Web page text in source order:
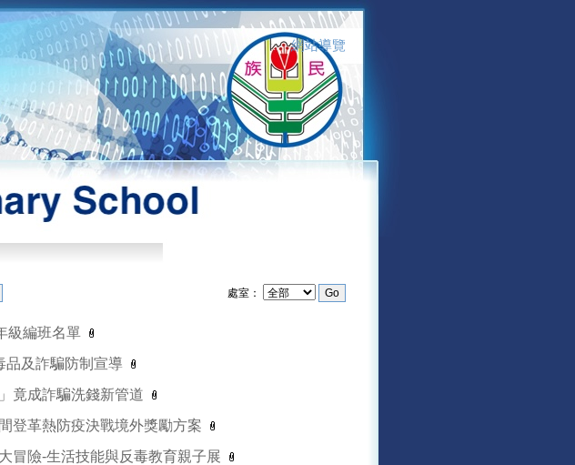
::: 網站導覽
處室：
級編班名單
品及詐騙防制宣導
竟成詐騙洗錢新管道
登革熱防疫決戰境外獎勵方案
冒險-生活技能與反毒教育親子展